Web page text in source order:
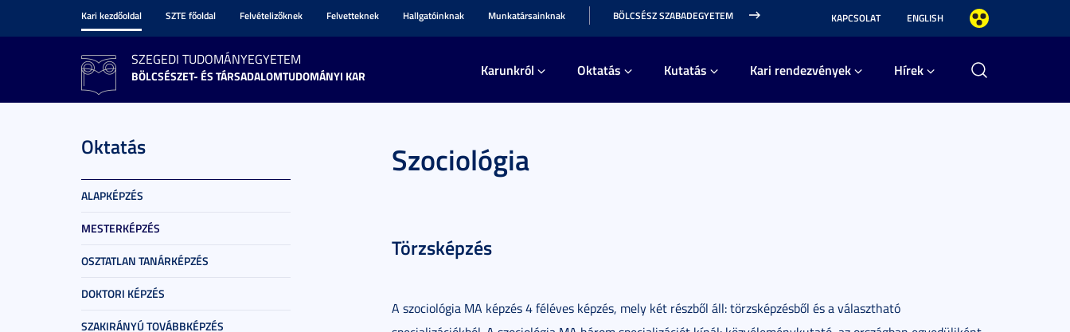
Kari kezdőoldal SZTE főoldal Felvételizőknek Felvetteknek Hallgatóinknak Munkatársainknak BÖLCSÉSZ SZABADEGYETEM KAPCSOLAT ENGLISH
SZEGEDI TUDOMÁNYEGYETEM
BÖLCSÉSZET- ÉS TÁRSADALOMTUDOMÁNYI KAR Karunkról Oktatás Kutatás Kari rendezvények Hírek
Oktatás
ALAPKÉPZÉS
MESTERKÉPZÉS
OSZTATLAN TANÁRKÉPZÉS
DOKTORI KÉPZÉS
SZAKIRÁNYÚ TOVÁBBKÉPZÉS
Szociológia
Törzsképzés
A szociológia MA képzés 4 féléves képzés, mely két részből áll: törzsképzésből és a választható